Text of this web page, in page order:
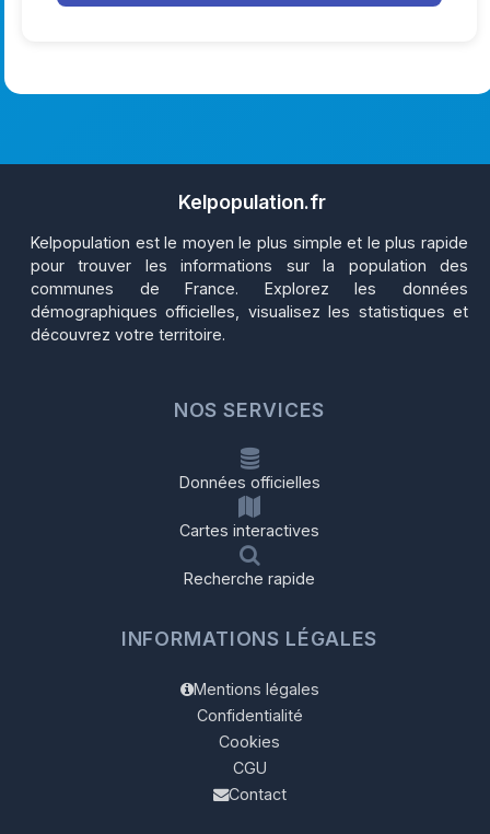
Kelpopulation.fr
Kelpopulation est le moyen le plus simple et le plus rapide
pour trouver les informations sur la population des
communes de France. Explorez les données
démographiques officielles, visualisez les statistiques et
découvrez votre territoire.
NOS SERVICES
Données officielles
Cartes interactives
Recherche rapide
INFORMATIONS LÉGALES
Mentions légales
Confidentialité
Cookies
CGU
Contact